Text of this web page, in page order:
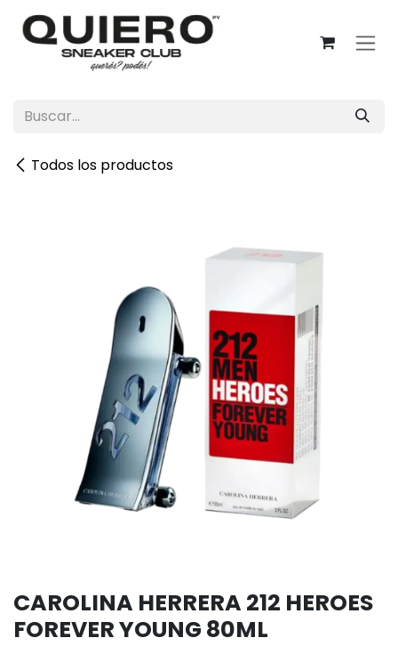
Ir al contenido
Todos los productos
CAROLINA HERRERA 212 HEROES
FOREVER YOUNG 80ML